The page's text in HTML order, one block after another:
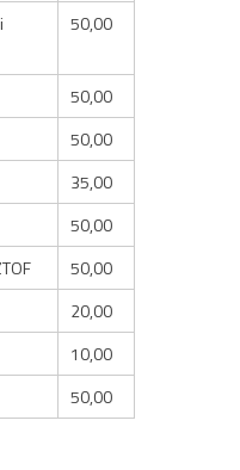
50,00
50,00
50,00
35,00
50,00
50,00
20,00
10,00
50,00